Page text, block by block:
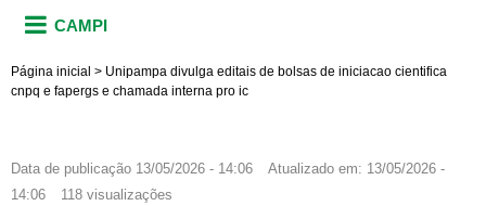
CAMPI
Página inicial > Unipampa divulga editais de bolsas de iniciacao cientifica
cnpq e fapergs e chamada interna pro ic
Data de publicação 13/05/2026 - 14:06 Atualizado em: 13/05/2026 -
14:06
118 visualizações